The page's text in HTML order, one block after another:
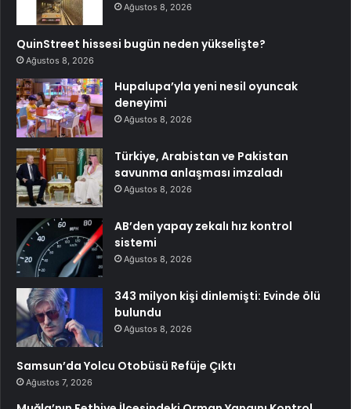
Ağustos 8, 2026
QuinStreet hissesi bugün neden yükselişte?
Ağustos 8, 2026
Hupalupa’yla yeni nesil oyuncak
deneyimi
Ağustos 8, 2026
Türkiye, Arabistan ve Pakistan
savunma anlaşması imzaladı
Ağustos 8, 2026
AB’den yapay zekalı hız kontrol
sistemi
Ağustos 8, 2026
343 milyon kişi dinlemişti: Evinde ölü
bulundu
Ağustos 8, 2026
Samsun’da Yolcu Otobüsü Refüje Çıktı
Ağustos 7, 2026